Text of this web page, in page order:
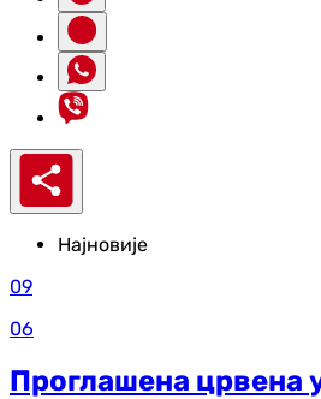
Најновије
09
06
Проглашена црвена